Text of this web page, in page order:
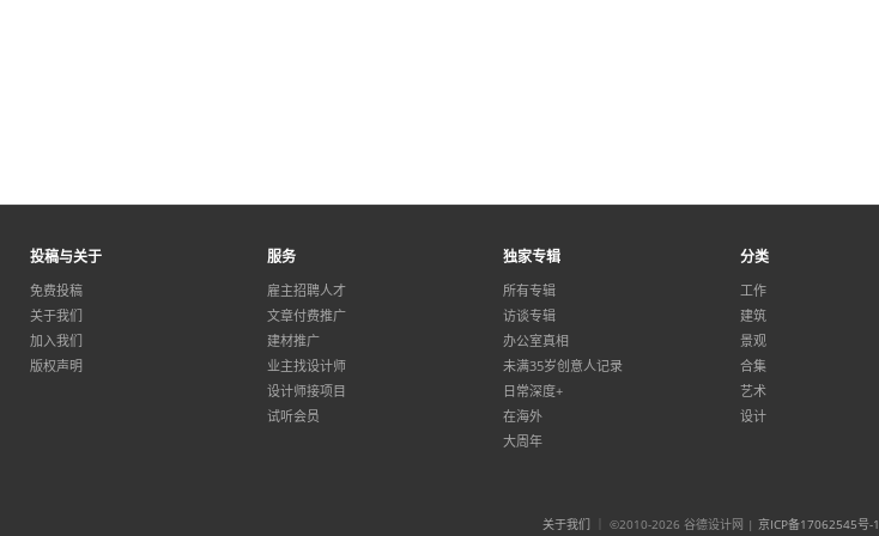
投稿与关于
免费投稿
关于我们
加入我们
版权声明
服务
雇主招聘人才
文章付费推广
建材推广
业主找设计师
设计师接项目
试听会员
独家专辑
所有专辑
访谈专辑
办公室真相
未满35岁创意人记录
日常深度+
在海外
大周年
分类
工作
建筑
景观
合集
艺术
设计
关于我们 ｜ ©2010-2026 谷德设计网 | 京ICP备17062545号-1